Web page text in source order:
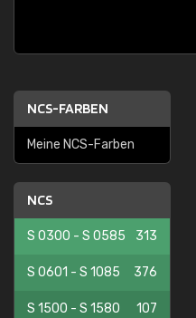
NCS-FARBEN
Meine NCS-Farben
NCS
S 0300 - S 0585 313
S 0601 - S 1085 376
S 1500 - S 1580 107